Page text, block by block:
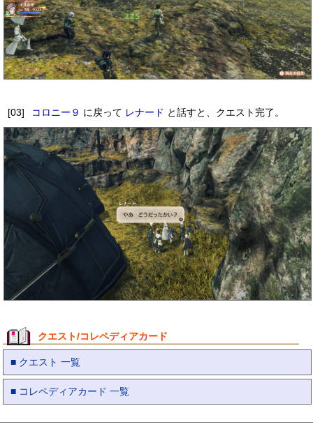
[03] コロニー９ に戻って レナード と話すと、クエスト完了。
クエスト/コレペディアカード
■ クエスト 一覧
■ コレペディアカード 一覧